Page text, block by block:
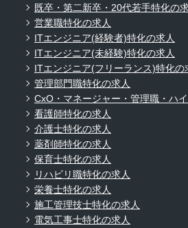
既卒・第二新卒・20代若手特化の
営業職特化の求人
ITエンジニア(経験者)特化の求人
ITエンジニア(未経験)特化の求人
ITエンジニア(フリーランス)特化の
管理部門職特化の求人
CxO・マネージャー・管理職・ハ
看護師特化の求人
介護士特化の求人
薬剤師特化の求人
保育士特化の求人
リハビリ職特化の求人
栄養士特化の求人
施工管理技士特化の求人
電気工事士特化の求人